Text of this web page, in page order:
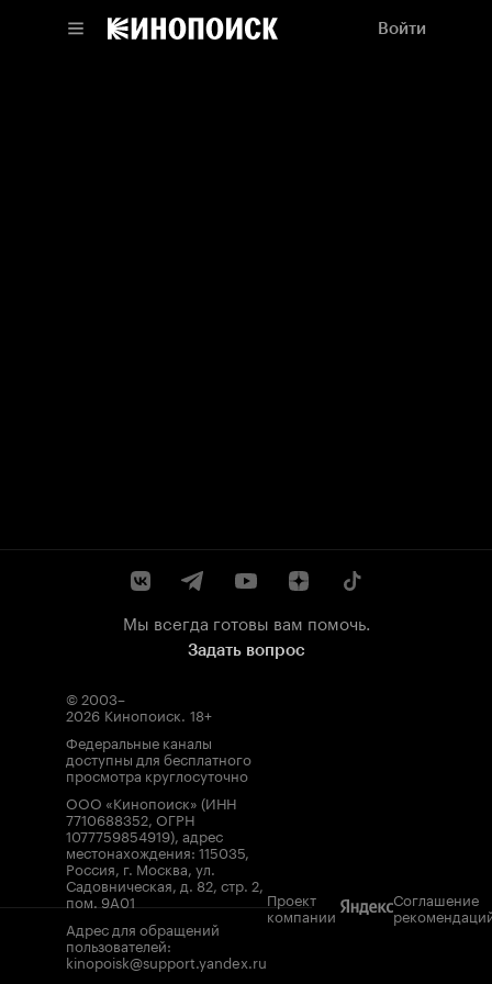
Войти
Мы всегда готовы вам помочь.
Задать вопрос
© 2003–
2026 Кинопоиск. 18+
Федеральные каналы
доступны для бесплатного
просмотра круглосуточно
ООО «Кинопоиск» (ИНН
7710688352, ОГРН
1077759854919), адрес
местонахождения: 115035,
Россия, г. Москва, ул.
Садовническая, д. 82, стр. 2,
пом. 9А01
Адрес для обращений
пользователей:
kinopoisk@support.yandex.ru
Проект
компании
Соглашение